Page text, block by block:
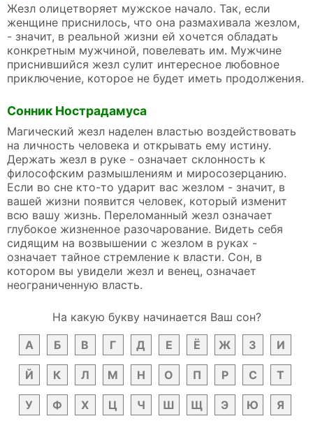
Жезл олицетворяет мужское начало. Так, если
женщине приснилось, что она размахивала жезлом,
- значит, в реальной жизни ей хочется обладать
конкретным мужчиной, повелевать им. Мужчине
приснившийся жезл сулит интересное любовное
приключение, которое не будет иметь продолжения.
Сонник Нострадамуса
Магический жезл наделен властью воздействовать
на личность человека и открывать ему истину.
Держать жезл в руке - означает склонность к
философским размышлениям и миросозерцанию.
Если во сне кто-то ударит вас жезлом - значит, в
вашей жизни появится человек, который изменит
всю вашу жизнь. Переломанный жезл означает
глубокое жизненное разочарование. Видеть себя
сидящим на возвышении с жезлом в руках -
означает тайное стремление к власти. Сон, в
котором вы увидели жезл и венец, означает
неограниченную власть.
На какую букву начинается Ваш сон?
А
Б В Г Д Е Ё Ж З И
Й К Л М Н О П Р С Т
У Ф Х Ц Ч Ш Щ Э Ю Я